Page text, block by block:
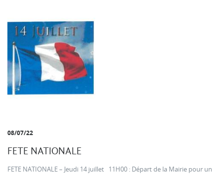
08/07/22
FETE NATIONALE
FETE NATIONALE – Jeudi 14 juillet 11H00 : Départ de la Mairie pour un